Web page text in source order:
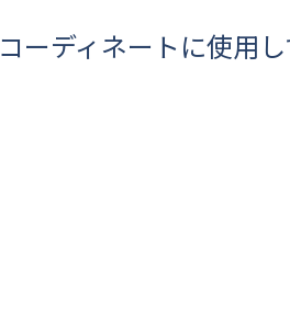
コーディネートに使用